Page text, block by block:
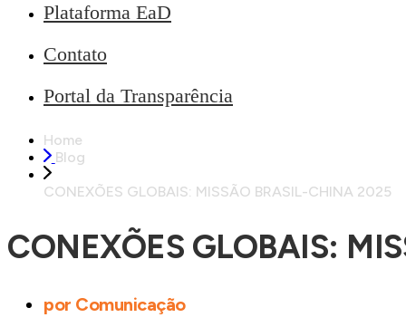
Plataforma EaD
Contato
Portal da Transparência
Home
Blog
CONEXÕES GLOBAIS: MISSÃO BRASIL-CHINA 2025
CONEXÕES GLOBAIS:
por Comunicação